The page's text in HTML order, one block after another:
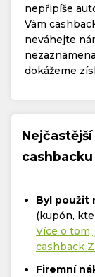
nepřipíše
Vám
neváhejte
dokážeme
Byl použit
(kupón,
Více o
cashback
Firemní